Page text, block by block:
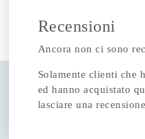
Recensioni
Ancora non ci sono
Solamente clienti che
ed hanno acquistato
lasciare una